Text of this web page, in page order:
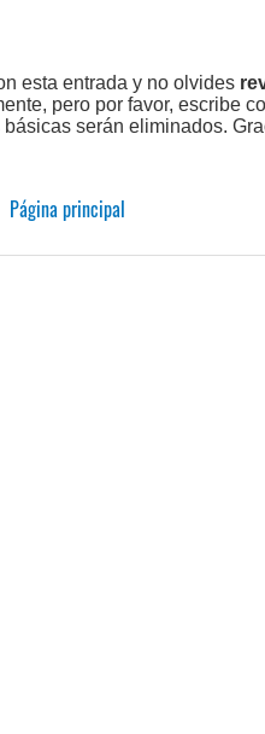
esta entrada y no olvides
pero por favor, escribe
serán eliminados.
Página principal